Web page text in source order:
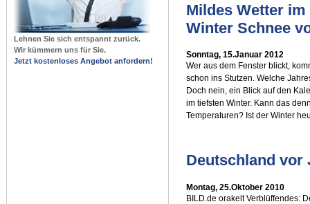
Lehnen Sie sich entspannt zurück.
Wir kümmern uns für Sie.
Jetzt kostenloses Angebot anfordern!
Mildes Wetter
Winter Schnee
Sonntag, 15.Januar 2012
Wer aus dem Fenster blickt,
schon ins Stutzen. Welche
Doch nein, ein Blick auf den
im tiefsten Winter. Kann das
Temperaturen? Ist der Winter
Deutschland vor
Montag, 25.Oktober 2010
BILD.de orakelt Verblüffendes: